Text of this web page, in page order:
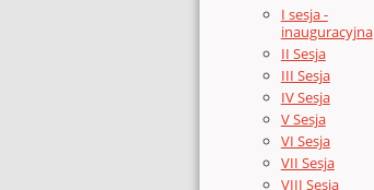
I sesja -
inauguracyjna
II Sesja
III Sesja
IV Sesja
V Sesja
VI Sesja
VII Sesja
VIII Sesja